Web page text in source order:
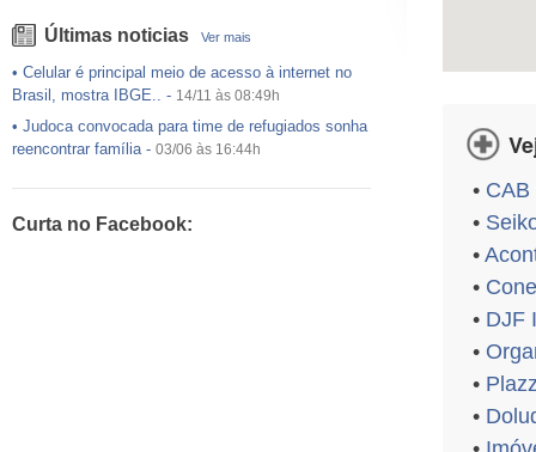
Últimas noticias Ver mais
• Celular é principal meio de acesso à internet no
Brasil, mostra IBGE.. - 14/11 às 08:49h
• Judoca convocada para time de refugiados sonha
reencontrar família- 03/06 às 16:44h
•Exército egípcio diz que encontrou destroços de
Curta no Facebook:
• CAB
•
•
•
• DJF
•
•
•